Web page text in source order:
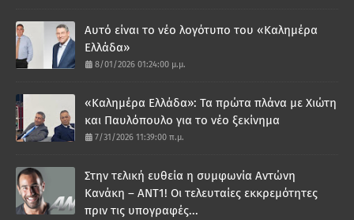
Αυτό είναι το νέο λογότυπο του «Καλημέρα
Ελλάδα»
8/01/2026 01:24:00 μ.μ.
«Καλημέρα Ελλάδα»: Τα πρώτα πλάνα με Χιώτη
και Παυλόπουλο για το νέο ξεκίνημα
7/31/2026 11:39:00 π.μ.
Στην τελική ευθεία η συμφωνία Αντώνη
Κανάκη – ΑΝΤ1! Οι τελευταίες εκκρεμότητες
πριν τις υπογραφές...